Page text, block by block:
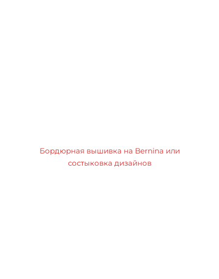
Бордюрная вышивка на Bernina или
состыковка дизайнов